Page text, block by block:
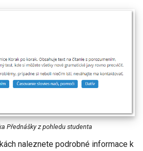
Přednášky z pohledu studenta
naleznete podrobné informace k